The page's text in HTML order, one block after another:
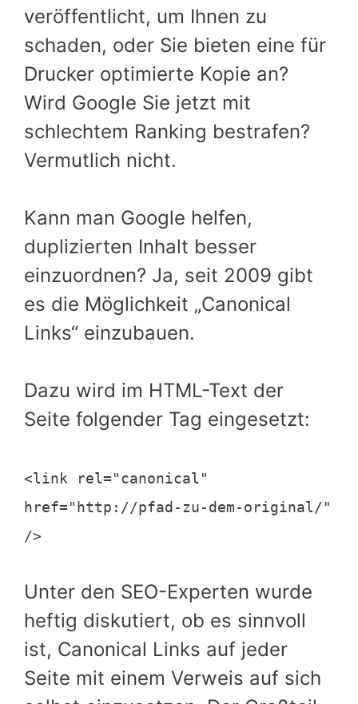
veröffentlicht, um Ihnen zu
schaden, oder Sie bieten eine für
Drucker optimierte Kopie an?
Wird Google Sie jetzt mit
schlechtem Ranking bestrafen?
Vermutlich nicht.
Kann man Google helfen,
duplizierten Inhalt besser
einzuordnen? Ja, seit 2009 gibt
es die Möglichkeit „Canonical
Links“ einzubauen.
Dazu wird im HTML-Text der
Seite folgender Tag eingesetzt:
<link rel="canonical"
href="http://pfad-zu-dem-original/"
/>
Unter den SEO-Experten wurde
heftig diskutiert, ob es sinnvoll
ist, Canonical Links auf jeder
Seite mit einem Verweis auf sich